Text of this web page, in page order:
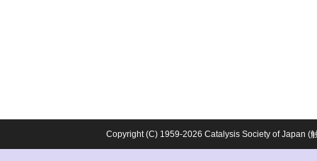
Copyright (C) 1959-2026 Catalysis Society of Japan (